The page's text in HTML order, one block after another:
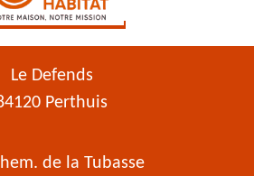
Le Defends
Perthuis
de la Tubasse